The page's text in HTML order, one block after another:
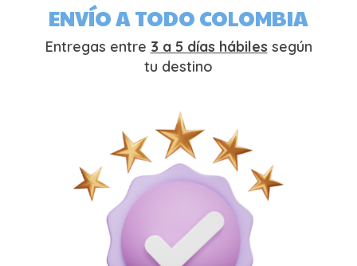
ENVÍO A TODO COLOMBIA
Entregas entre 3 a 5 días hábiles según
tu destino